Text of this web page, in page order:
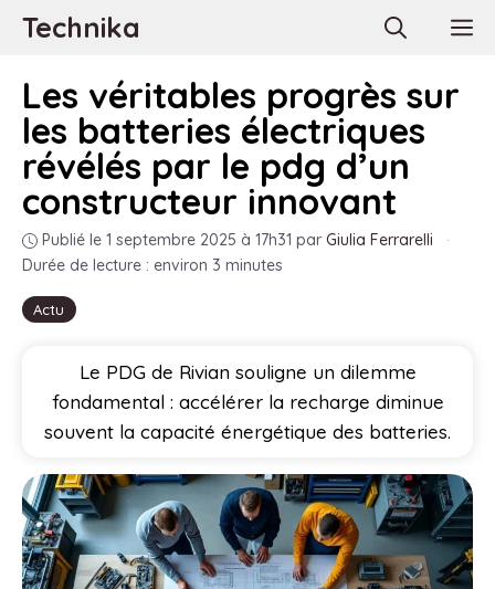
AllerTechnika
Actu
Les véritables progrès sur
les batteries électriques
révélés par le pdg d’un
constructeur innovant
Publié le 1 septembre 2025 à 17h31 par Giulia Ferrarelli
·
Durée de lecture : environ 3 minutes
Le PDG de Rivian souligne un dilemme
fondamental : accélérer la recharge diminue
souvent la capacité énergétique des batteries.